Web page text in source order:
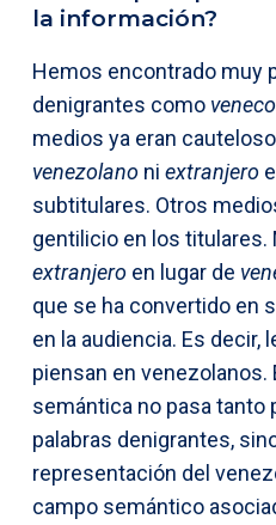
la información?
Hemos encontrado muy
denigrantes como
medios ya eran
venezolano ni extranjero
subtitulares. Otros
gentilicio en los titulares.
extranjero en lugar de
que se ha convertido en
en la audiencia. Es decir,
piensan en venezolanos.
semántica no pasa tanto
palabras denigrantes,
representación del
campo semántico